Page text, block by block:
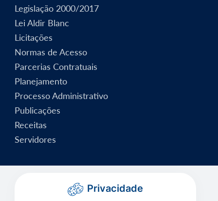
Legislação 2000/2017
Lei Aldir Blanc
Licitações
Normas de Acesso
Parcerias Contratuais
Planejamento
Processo Administrativo
Publicações
Receitas
Servidores
Privacidade